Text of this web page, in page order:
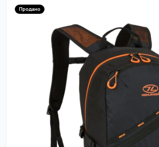
Продано